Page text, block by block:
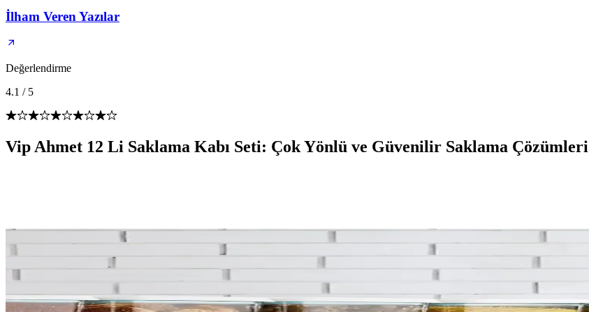
İlham Veren Yazılar
Değerlendirme
4.1 / 5
Vip Ahmet 12 Li Saklama Kabı Seti: Çok Yönlü ve Güvenilir Saklama Çözümleri